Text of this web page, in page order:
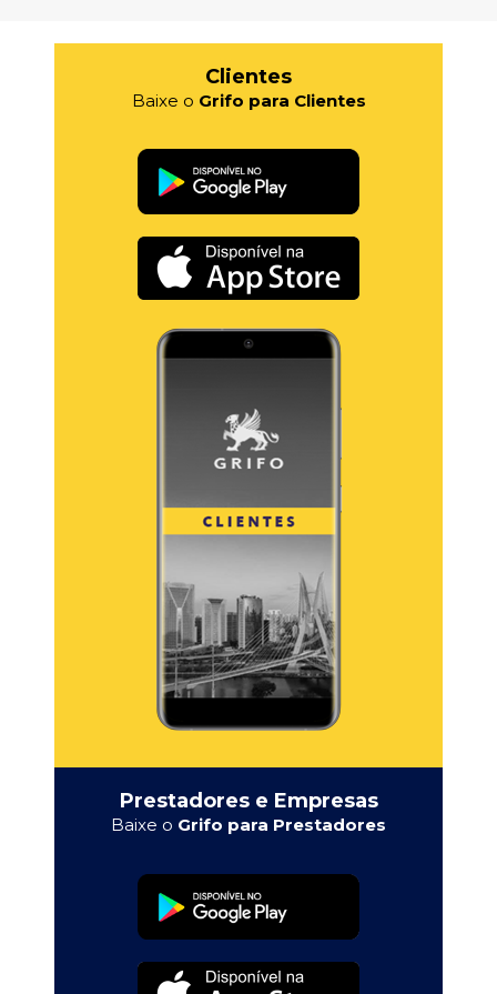
Clientes
Baixe o Grifo para Clientes
Prestadores e Empresas
Baixe o Grifo para Prestadores